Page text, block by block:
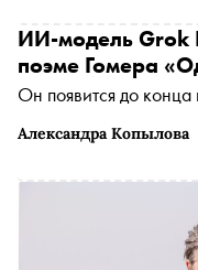
суперхитом. В нём
и чёрная актриса в
далеко не главное,
зрителя во время и
Сычёв размышляет о
что о нём уже
Александра Копылова
ИИ-модель Grok
поэме Гомера
Он появится до конца